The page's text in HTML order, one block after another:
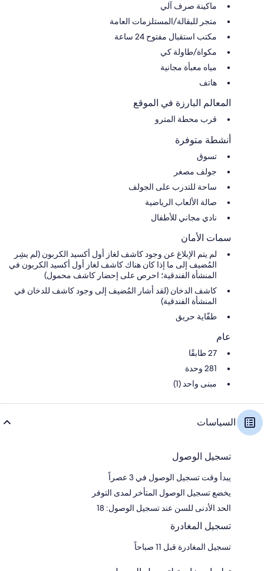
ماكينة صرف آلي
متجر للبقالة/المستلزمات العامة
مكتب استقبال مفتوح 24 ساعة
مكواة/طاولة كي
مياه معبأة مجانية
هاتف
المعالم البارزة في الموقع
قرب محطة المترو
أنشطة متوفرة
تسوق
جولف مصغر
ساحة للتدرب على الجولف
صالة الألعاب الرياضية
نادي مجاني للأطفال
سمات الأمان
لم يتم الإبلاغ عن وجود كاشف لغاز أول أكسيد الكربون (لم يشِر
المُضيف إلى ما إذا كان هناك كاشف لغاز أول أكسيد الكربون في
المنشأة الفندقية؛ احرص على إحضار كاشف محمول)
كاشف الدخان (لقد أشار المُضيف إلى وجود كاشف للدخان في
المنشأة الفندقية)
طفّاية حريق
عام
27 طابقًا
281 وحدة
مبنى واحد (1)
السياسات
تسجيل الوصول
يبدأ وقت تسجيل الوصول في 3 عصراً
يخضع تسجيل الوصول المتأخر لمدى التوفر
الحد الأدنى للسن عند تسجيل الوصول: 18
تسجيل المغادرة
تسجيل المغادرة قبل 11 صباحاً